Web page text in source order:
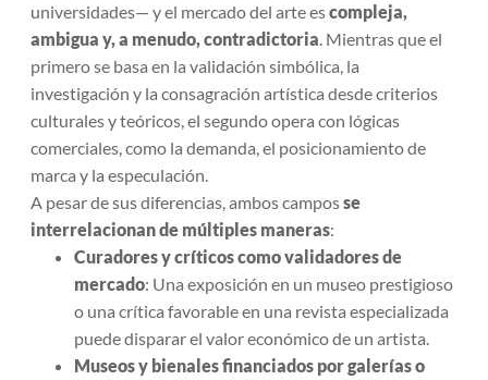
universidades— y el mercado del arte escompleja,
ambigua y, a menudo, contradictoria. Mientras que el
primero se basa en la validación simbólica, la
investigación y la consagración artística desde criterios
culturales y teóricos, el segundo opera con lógicas
comerciales, como la demanda, el posicionamiento de
marca y la especulación.
A pesar de sus diferencias, ambos camposse
interrelacionan de múltiples maneras:
Curadores y críticos como validadores de
mercado: Una exposición en un museo prestigioso
o una crítica favorable en una revista especializada
puede disparar el valor económico de un artista.
Museos y bienales financiados por galerías o